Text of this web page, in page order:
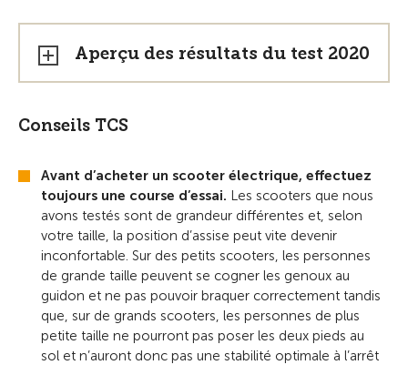
Aperçu des résultats du test 2020
Conseils TCS
Avant d’acheter un scooter électrique, effectuez
toujours une course d’essai. Les scooters que nous
avons testés sont de grandeur différentes et, selon
votre taille, la position d’assise peut vite devenir
inconfortable. Sur des petits scooters, les personnes
de grande taille peuvent se cogner les genoux au
guidon et ne pas pouvoir braquer correctement tandis
que, sur de grands scooters, les personnes de plus
petite taille ne pourront pas poser les deux pieds au
sol et n’auront donc pas une stabilité optimale à l’arrêt